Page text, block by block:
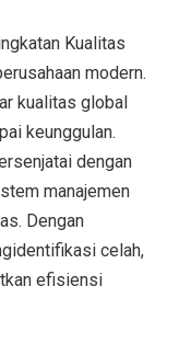
Kualitas
modern.
kualitas global
keunggulan.
dengan
manajemen
Dengan
celah,
efisiensi